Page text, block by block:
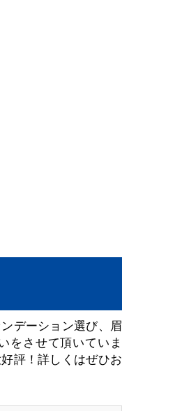
デーション選び、眉
をさせて頂いていま
評！詳しくはぜひお